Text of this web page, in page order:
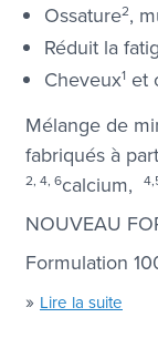
Ossature2,
Réduit la
Cheveux1 et
Mélange de
fabriqués à
2, 4, 6calcium,
NOUVEAU
Formulation
» Lire la suite